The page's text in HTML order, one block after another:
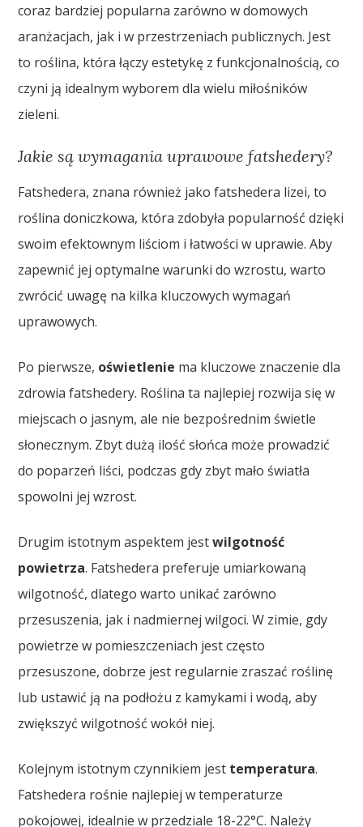
coraz bardziej popularna zarówno w domowych
aranżacjach, jak i w przestrzeniach publicznych. Jest
to roślina, która łączy estetykę z funkcjonalnością, co
czyni ją idealnym wyborem dla wielu miłośników
zieleni.
Jakie są wymagania uprawowe fatshedery?
Fatshedera, znana również jako fatshedera lizei, to
roślina doniczkowa, która zdobyła popularność dzięki
swoim efektownym liściom i łatwości w uprawie. Aby
zapewnić jej optymalne warunki do wzrostu, warto
zwrócić uwagę na kilka kluczowych wymagań
uprawowych.
Po pierwsze, oświetlenie ma kluczowe znaczenie dla
zdrowia fatshedery. Roślina ta najlepiej rozwija się w
miejscach o jasnym, ale nie bezpośrednim świetle
słonecznym. Zbyt dużą ilość słońca może prowadzić
do poparzeń liści, podczas gdy zbyt mało światła
spowolni jej wzrost.
Drugim istotnym aspektem jestwilgotność
powietrza. Fatshedera preferuje umiarkowaną
wilgotność, dlatego warto unikać zarówno
przesuszenia, jak i nadmiernej wilgoci. W zimie, gdy
powietrze w pomieszczeniach jest często
przesuszone, dobrze jest regularnie zraszać roślinę
lub ustawić ją na podłożu z kamykami i wodą, aby
zwiększyć wilgotność wokół niej.
Kolejnym istotnym czynnikiem jest temperatura.
Fatshedera rośnie najlepiej w temperaturze
pokojowej, idealnie w przedziale 18-22°C. Należy